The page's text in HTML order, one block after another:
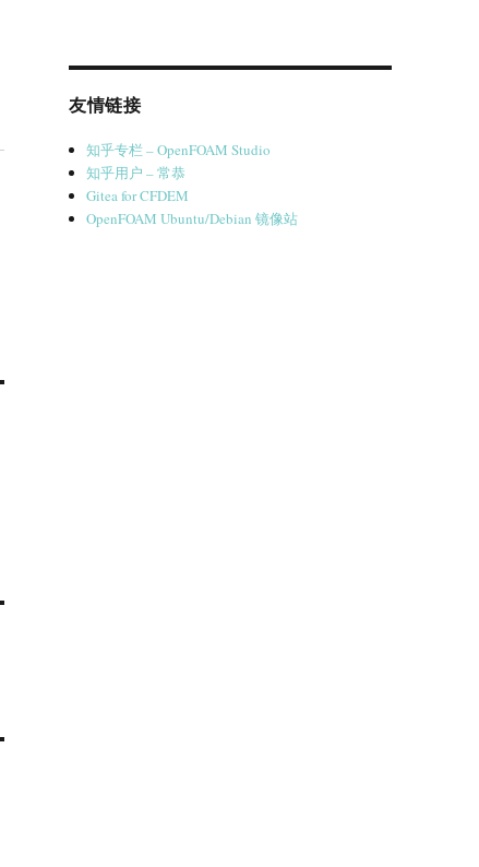
友情链接
知乎专栏 – OpenFOAM Studio
知乎用户 – 常恭
Gitea for CFDEM
OpenFOAM Ubuntu/Debian 镜像站